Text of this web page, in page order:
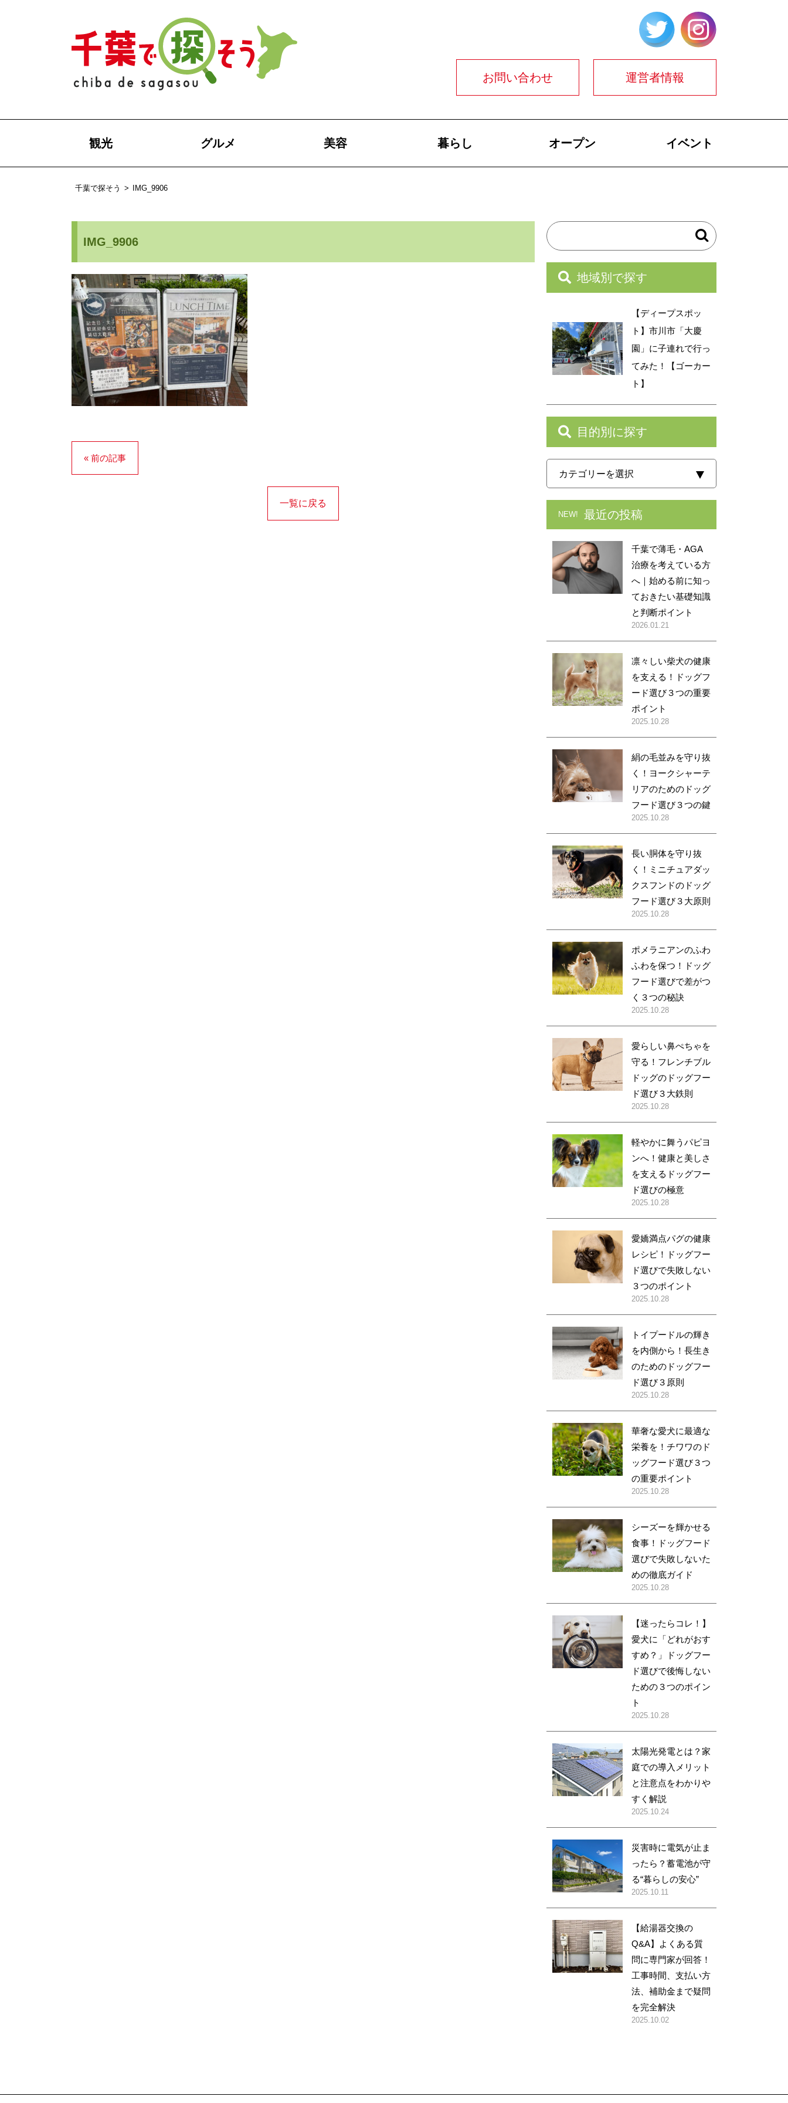
お問い合わせ 運営者情報
観光 グルメ 美容 暮らし オープン イベント
千葉で探そう > IMG_9906
IMG_9906
« 前の記事
一覧に戻る
地域別で探す
【ディープスポッ
ト】市川市「大慶
園」に子連れで行っ
てみた！【ゴーカー
ト】
目的別に探す
NEW! 最近の投稿
千葉で薄毛・AGA
治療を考えている方
へ｜始める前に知っ
ておきたい基礎知識
と判断ポイント
2026.01.21
凛々しい柴犬の健康
を支える！ドッグフ
ード選び３つの重要
ポイント
2025.10.28
絹の毛並みを守り抜
く！ヨークシャーテ
リアのためのドッグ
フード選び３つの鍵
2025.10.28
長い胴体を守り抜
く！ミニチュアダッ
クスフンドのドッグ
フード選び３大原則
2025.10.28
ポメラニアンのふわ
ふわを保つ！ドッグ
フード選びで差がつ
く３つの秘訣
2025.10.28
愛らしい鼻ぺちゃを
守る！フレンチブル
ドッグのドッグフー
ド選び３大鉄則
2025.10.28
軽やかに舞うパピヨ
ンへ！健康と美しさ
を支えるドッグフー
ド選びの極意
2025.10.28
愛嬌満点パグの健康
レシピ！ドッグフー
ド選びで失敗しない
３つのポイント
2025.10.28
トイプードルの輝き
を内側から！長生き
のためのドッグフー
ド選び３原則
2025.10.28
華奢な愛犬に最適な
栄養を！チワワのド
ッグフード選び３つ
の重要ポイント
2025.10.28
シーズーを輝かせる
食事！ドッグフード
選びで失敗しないた
めの徹底ガイド
2025.10.28
【迷ったらコレ！】
愛犬に「どれがおす
すめ？」ドッグフー
ド選びで後悔しない
ための３つのポイン
ト
2025.10.28
太陽光発電とは？家
庭での導入メリット
と注意点をわかりや
すく解説
2025.10.24
災害時に電気が止ま
ったら？蓄電池が守
る“暮らしの安心”
2025.10.11
【給湯器交換の
Q&A】よくある質
問に専門家が回答！
工事時間、支払い方
法、補助金まで疑問
を完全解決
2025.10.02